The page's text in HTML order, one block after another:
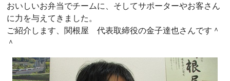
おいしいお弁当でチームに、そしてサポーターやお客さん
に力を与えてきました。
ご紹介します、関根屋 代表取締役の金子達也さんです＾
＾